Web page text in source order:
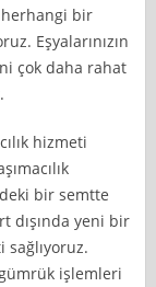
herhangi bir
Eşyalarınızın
çok daha rahat
hizmeti
bir semtte
dışında yeni bir
gümrük işlemleri